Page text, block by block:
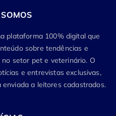
plataforma 100% digital que
sobre tendências e
setor pet e veterinário. O
e entrevistas exclusivas,
a leitores cadastrados.